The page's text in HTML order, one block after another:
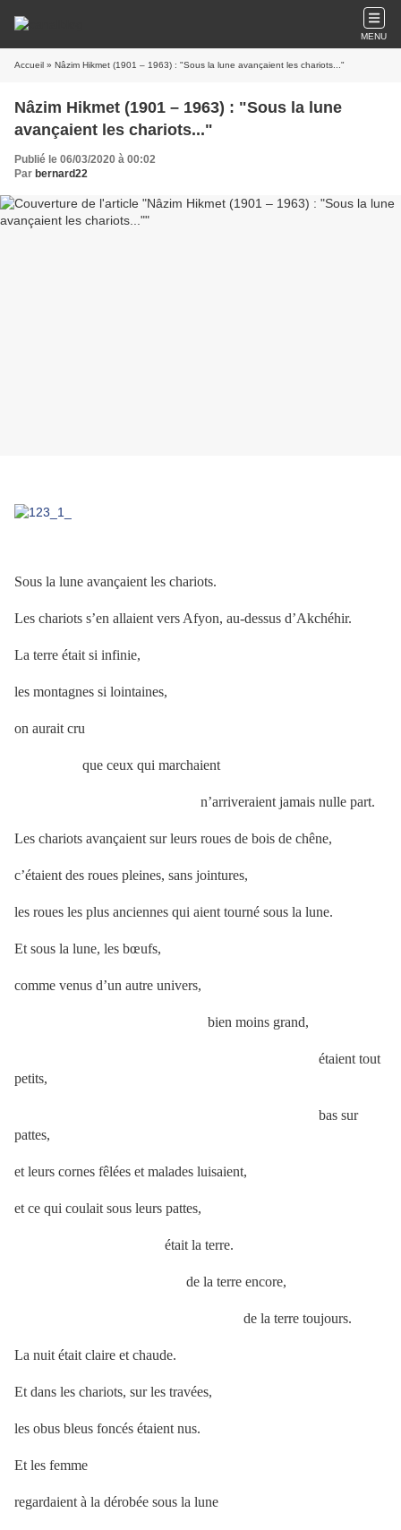
MENU
Accueil » Nâzim Hikmet (1901 – 1963) : "Sous la lune avançaient les chariots..."
Nâzim Hikmet (1901 – 1963) : "Sous la lune
avançaient les chariots..."
Publié le 06/03/2020 à 00:02
Par bernard22
Sous la lune avançaient les chariots.
Les chariots s’en allaient vers Afyon, au-dessus d’Akchéhir.
La terre était si infinie,
les montagnes si lointaines,
on aurait cru
que ceux qui marchaient
n’arriveraient jamais nulle part.
Les chariots avançaient sur leurs roues de bois de chêne,
c’étaient des roues pleines, sans jointures,
les roues les plus anciennes qui aient tourné sous la lune.
Et sous la lune, les bœufs,
comme venus d’un autre univers,
bien moins grand,
étaient tout
petits,
bas sur
pattes,
et leurs cornes fêlées et malades luisaient,
et ce qui coulait sous leurs pattes,
était la terre.
de la terre encore,
de la terre toujours.
La nuit était claire et chaude.
Et dans les chariots, sur les travées,
les obus bleus foncés étaient nus.
Et les femme
regardaient à la dérobée sous la lune